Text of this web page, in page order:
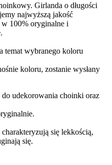
Girlanda o długości
najwyższą jakość
w 100% oryginalne i
temat wybranego koloru
koloru, zostanie wysłany
do udekorowania choinki oraz
się lekkością,
się.